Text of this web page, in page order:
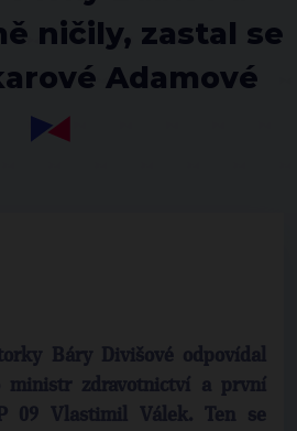
ničily, zastal se
Adamové
Báry Divišové odpovídal
ministr zdravotnictví a první
09 Vlastimil Válek. Ten se